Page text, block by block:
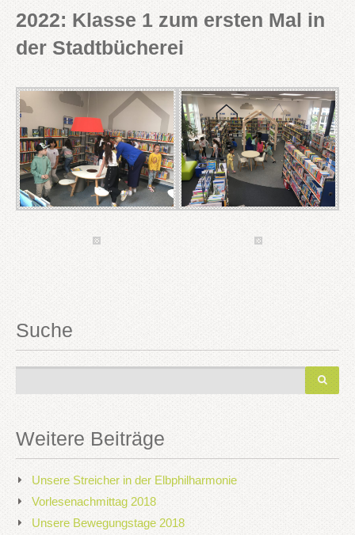
2022: Klasse 1 zum ersten Mal in
der Stadtbücherei
Suche
Weitere Beiträge
Unsere Streicher in der Elbphilharmonie
Vorlesenachmittag 2018
Unsere Bewegungstage 2018